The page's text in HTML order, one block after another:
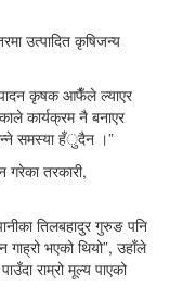
उत्पादित कृषिजन्य
कृषक आफैँले ल्याएर
कार्यक्रम नै बनाएर
भन्ने समस्या हँुदैन ।”
गरेका तरकारी,
तिलबहादुर गुरुङ पनि
गाह्रो भएको थियो”, उहाँले
राम्रो मूल्य पाएको